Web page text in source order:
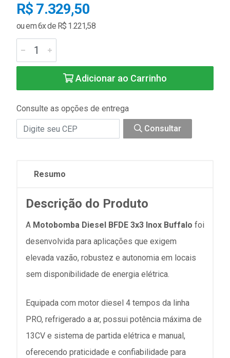
R$ 7.329,50
ou em 6x de R$ 1.221,58
Adicionar ao Carrinho
Consulte as opções de entrega
Consultar
Resumo
Descrição do Produto
A Motobomba Diesel BFDE 3x3 Inox Buffalo foi
desenvolvida para aplicações que exigem
elevada vazão, robustez e autonomia em locais
sem disponibilidade de energia elétrica.
Equipada com motor diesel 4 tempos da linha
PRO, refrigerado a ar, possui potência máxima de
13CV e sistema de partida elétrica e manual,
oferecendo praticidade e confiabilidade para